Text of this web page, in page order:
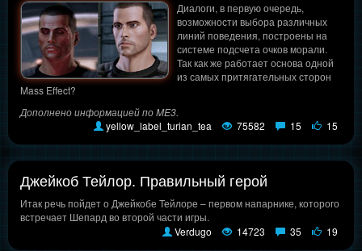
Диалоги, в первую очередь,
возможности выбора различных
линий поведения, построены на
системе подсчета очков морали.
Так как же работает основа одной
из самых притягательных сторон
Mass Effect?
Дополнено информацией по ME3.
yellow_label_turian_tea
75582 15 15
Джейкоб Тейлор. Правильный герой
Итак речь пойдет о Джейкобе Тейлоре – первом напарнике, которого
встречает Шепард во второй части игры.
Verdugo
14723 35 19